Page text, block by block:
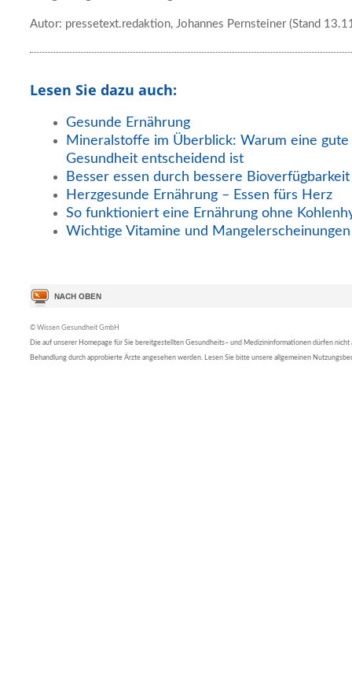
Autor: pressetext.redaktion, Johannes Pernsteiner (Stand
Lesen Sie dazu auch:
Gesunde Ernährung
Mineralstoffe im Überblick: Warum eine
Gesundheit entscheidend ist
Besser essen durch bessere
Herzgesunde Ernährung – Essen fürs Herz
So funktioniert eine Ernährung ohne
Wichtige Vitamine und Mangelerscheinungen
© Wissen Gesundheit GmbH
Die auf unserer Homepage für Sie bereitgestellten Gesundheits– und Medizininformationen dürfen nicht
Behandlung durch approbierte Ärzte angesehen werden. Lesen Sie bitte unsere allgemeinen